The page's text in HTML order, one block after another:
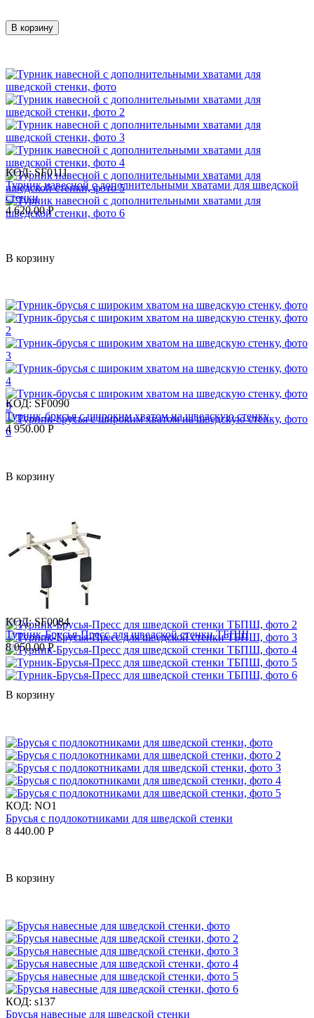
В корзину
КОД: SF0111
Турник навесной c дополнительными хватами для шведской
стенки
4 620.00 Р
В корзину
КОД: SF0090
Турник-брусья с широким хватом на шведскую стенку
4 950.00 Р
В корзину
КОД: SF0084
Турник-Брусья-Пресс для шведской стенки ТБПШ
8 050.00 Р
В корзину
КОД: NO1
Брусья с подлокотниками для шведской стенки
8 440.00 Р
В корзину
КОД: s137
Брусья навесные для шведской стенки